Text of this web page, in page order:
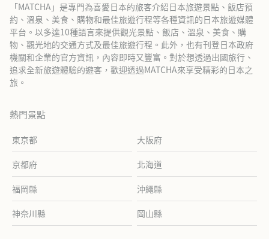
「MATCHA」是專門為喜愛日本的旅客介紹日本旅遊景點、飯店預
約、溫泉、美食、購物和最佳旅遊行程等各種資訊的日本旅遊媒體
平台。以多達10種語言來提供觀光景點、飯店、溫泉、美食、購
物、觀光地的交通方式及最佳旅遊行程。此外，也有刊登日本政府
機關和企業的官方資訊，內容即時又豐富。對於想透過出國旅行、
追求全新旅遊體驗的遊客，歡迎透過MATCHA來享受精彩的日本之
旅。
熱門景點
東京都 大阪府
京都府 北海道
福岡縣 沖繩縣
神奈川縣 岡山縣